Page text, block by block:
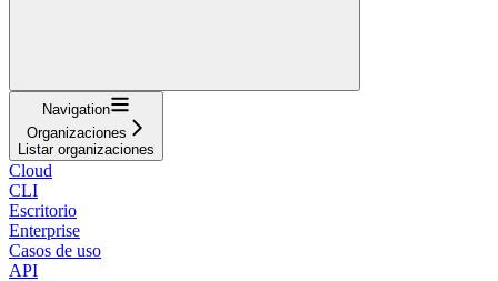
Navigation
Organizaciones
Listar organizaciones
Cloud
CLI
Escritorio
Enterprise
Casos de uso
API